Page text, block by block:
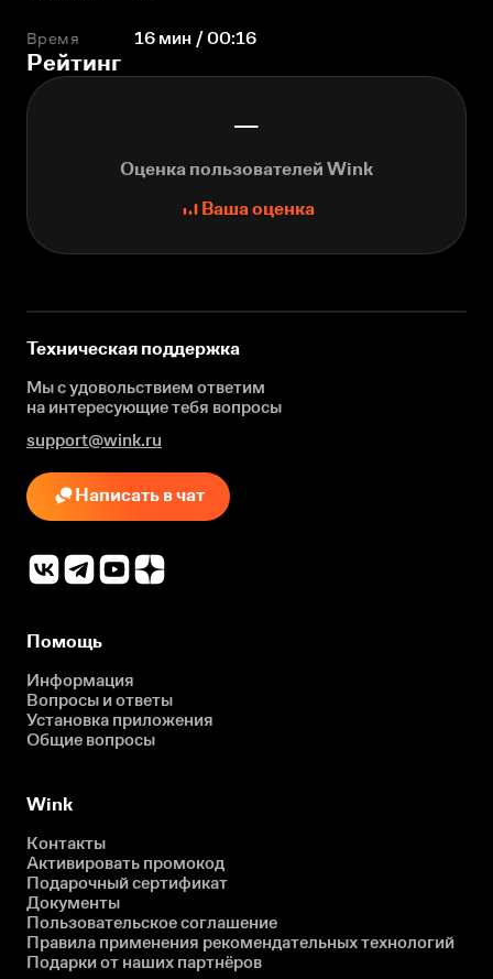
Время 16 мин / 00:16
Рейтинг
—
Оценка пользователей Wink
Ваша оценка
Техническая поддержка
Мы с удовольствием ответим
на интересующиетебя вопросы
support@wink.ru
Написать в чат
Помощь
Информация
Вопросы и ответы
Установка приложения
Общие вопросы
Wink
Контакты
Активировать промокод
Подарочный сертификат
Документы
Пользовательское соглашение
Правила применения рекомендательных технологий
Подарки от наших партнёров